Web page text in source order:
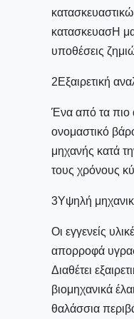
κατασκευασΗ
υποθέσεις
2Εξαιρετική
Ένα από τα πιο
ονομαστικό
μηχανής κατά
τους χρόνους
3Υψηλή
Οι εγγενείς
απορροφά
Διαθέτει
βιομηχανικά
θαλάσσια